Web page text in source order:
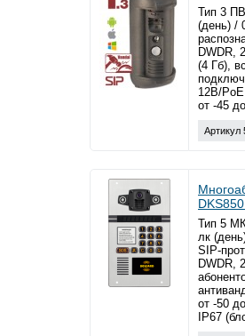
Тип 3
(день) /
DWDR,
(4 Гб),
12В/
от -45
Артикул
Тип 5
лк
SIP-
DWDR,
от -50
IP67